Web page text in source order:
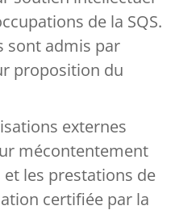
de la SQS.
sont admis par
proposition du
externes
mécontentement
les prestations de
certifiée par la